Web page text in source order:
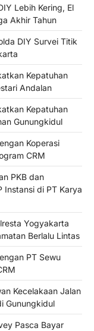
Lebih Kering, El
Akhir Tahun
DIY Survei Titik
Kepatuhan
Andalan
Kepatuhan
Gunungkidul
Koperasi
CRM
PKB dan
Instansi di PT Karya
Yogyakarta
Berlalu Lintas
PT Sewu
Kecelakaan Jalan
Gunungkidul
Pasca Bayar